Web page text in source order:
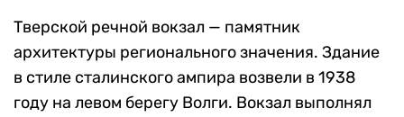
Тверской речной вокзал — памятник
архитектуры регионального значения. Здание
в стиле сталинского ампира возвели в 1938
году на левом берегу Волги. Вокзал выполнял